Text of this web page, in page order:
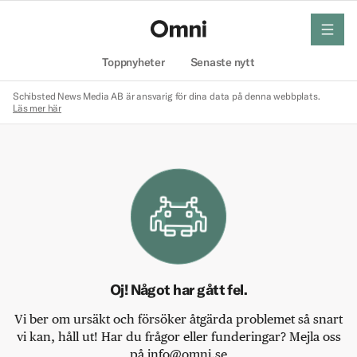
Toppnyheter Senaste nytt
meny
Schibsted News Media AB är ansvarig för dina data på denna webbplats.
Läs mer här
Oj! Något har gått fel.
Vi ber om ursäkt och försöker åtgärda problemet så snart
vi kan, håll ut! Har du frågor eller funderingar? Mejla oss